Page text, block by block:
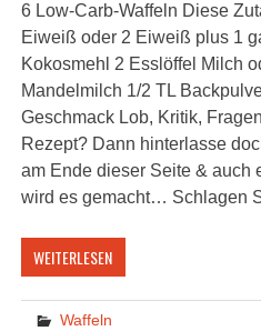
6 Low-Carb-Waffeln Diese
Eiweiß oder 2 Eiweiß plus 1
Kokosmehl 2 Esslöffel Milch
Mandelmilch 1/2 TL
Geschmack Lob, Kritik,
Rezept? Dann hinterlasse
am Ende dieser Seite & auch
wird es gemacht… Schlagen
WEITERLESEN
Waffeln